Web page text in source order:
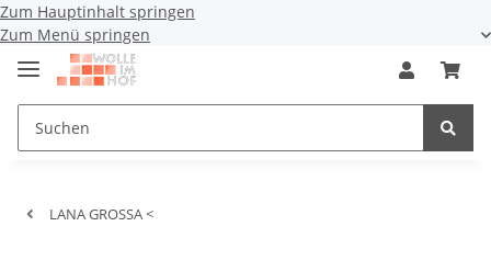
Zum Hauptinhalt springen
Zum Menü springen
LANA GROSSA <